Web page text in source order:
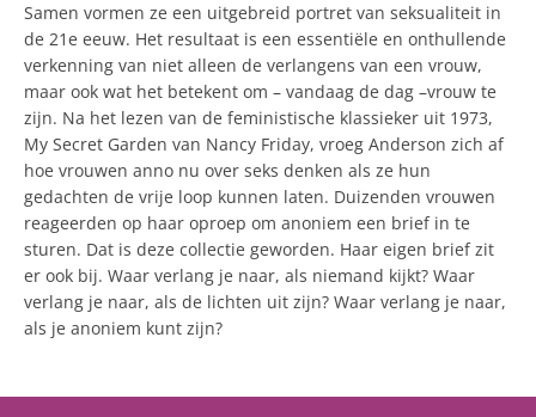
Samen vormen ze een uitgebreid portret van seksualiteit in
de 21e eeuw. Het resultaat is een essentiële en onthullende
verkenning van niet alleen de verlangens van een vrouw,
maar ook wat het betekent om – vandaag de dag –vrouw te
zijn. Na het lezen van de feministische klassieker uit 1973,
My Secret Garden van Nancy Friday, vroeg Anderson zich af
hoe vrouwen anno nu over seks denken als ze hun
gedachten de vrije loop kunnen laten. Duizenden vrouwen
reageerden op haar oproep om anoniem een brief in te
sturen. Dat is deze collectie geworden. Haar eigen brief zit
er ook bij. Waar verlang je naar, als niemand kijkt? Waar
verlang je naar, als de lichten uit zijn? Waar verlang je naar,
als je anoniem kunt zijn?